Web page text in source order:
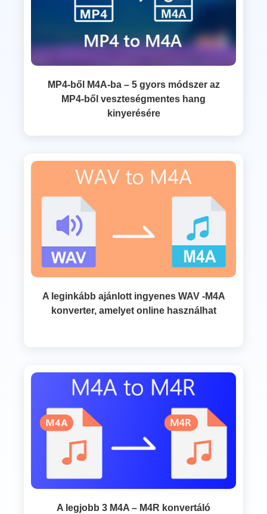
MP4-ből M4A-ba – 5 gyors módszer az
MP4-ből veszteségmentes hang
kinyerésére
A leginkább ajánlott ingyenes WAV -M4A
konverter, amelyet online használhat
A legjobb 3 M4A – M4R konvertáló